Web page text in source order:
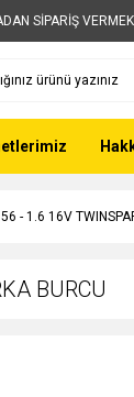
SİPARİŞ
- 1.6 16V
BURCU